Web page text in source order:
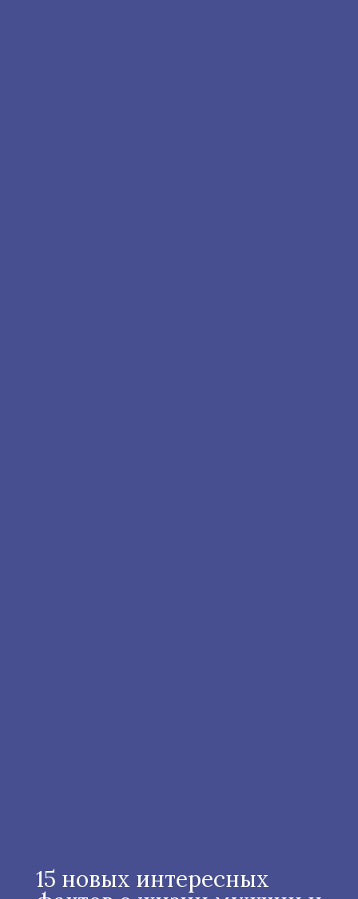
15 новых интересных